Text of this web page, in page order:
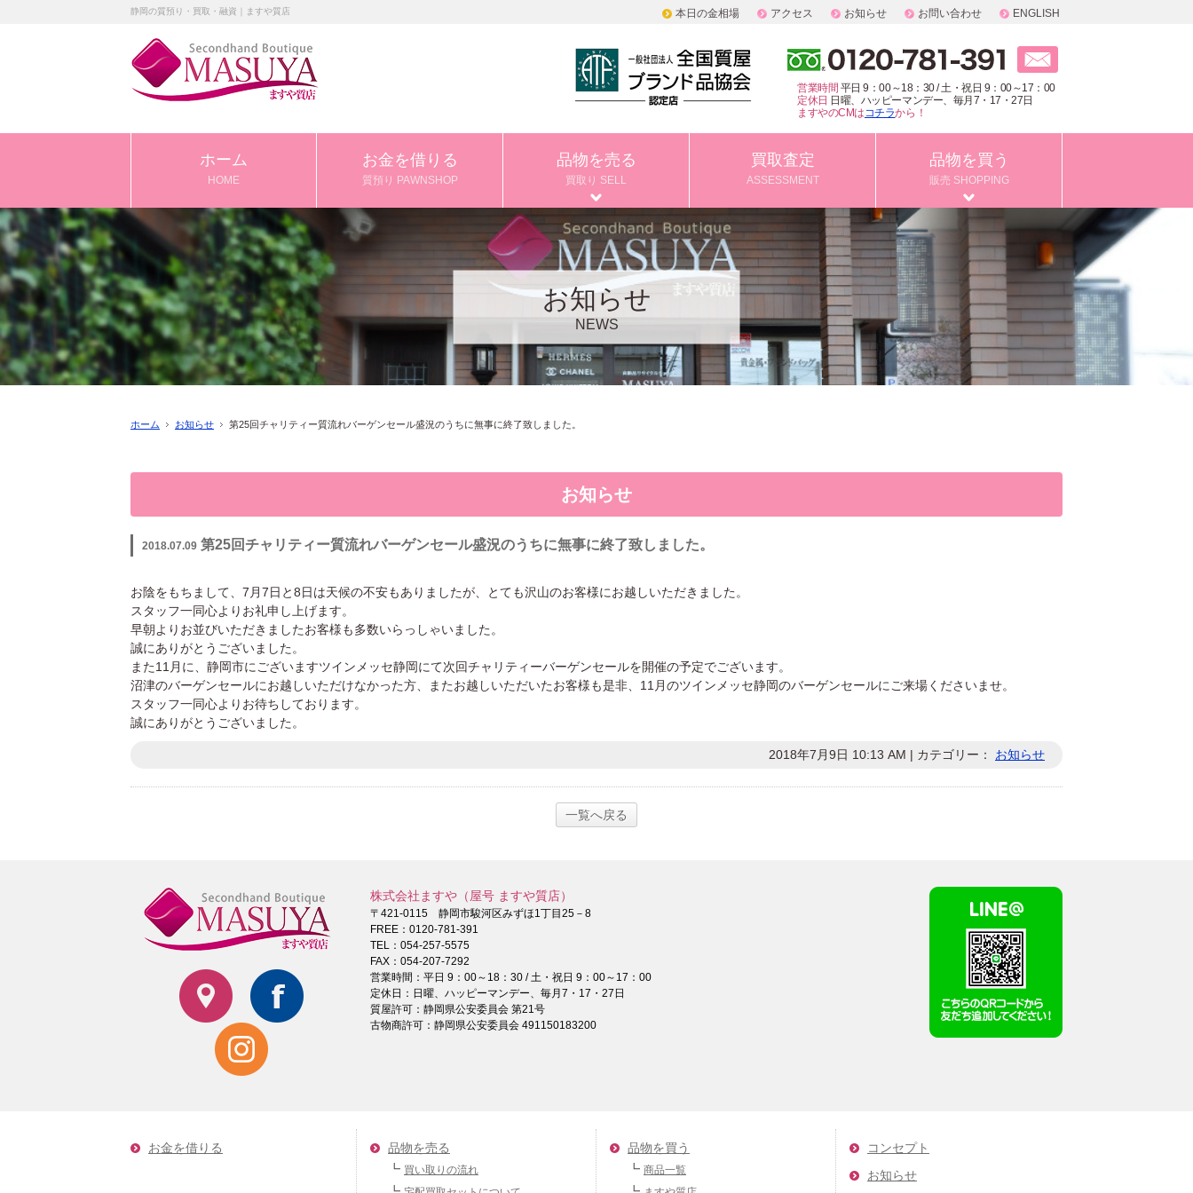
静岡の質預り・買取・融資｜ますや質店 本日の金相場 アクセス お知らせ お問い合わせ ENGLISH
営業時間 平日 9：00～18：30 / 土・祝日 9：00～17：00
定休日 日曜、ハッピーマンデー、毎月7・17・27日
ますやのCMはコチラから！
ホーム
HOME
お金を借りる
質預り PAWNSHOP
品物を売る
買取り SELL
買取査定
ASSESSMENT
品物を買う
販売 SHOPPING
お知らせ
NEWS
ホーム お知らせ 第25回チャリティー質流れバーゲンセール盛況のうちに無事に終了致しました。
お知らせ
2018.07.09 第25回チャリティー質流れバーゲンセール盛況のうちに無事に終了致しました。
お陰をもちまして、7月7日と8日は天候の不安もありましたが、とても沢山のお客様にお越しいただきました。
スタッフ一同心よりお礼申し上げます。
早朝よりお並びいただきましたお客様も多数いらっしゃいました。
誠にありがとうございました。
また11月に、静岡市にございますツインメッセ静岡にて次回チャリティーバーゲンセールを開催の予定でございます。
沼津のバーゲンセールにお越しいただけなかった方、またお越しいただいたお客様も是非、11月のツインメッセ静岡のバーゲンセールにご来場くださいませ。
スタッフ一同心よりお待ちしております。
誠にありがとうございました。
2018年7月9日 10:13 AM | カテゴリー： お知らせ
一覧へ戻る
株式会社ますや（屋号 ますや質店）
〒421-0115 静岡市駿河区みずほ1丁目25－8
FREE： 0120-781-391
TEL： 054-257-5575
FAX：054-207-7292
営業時間：平日 9：00～18：30 / 土・祝日 9：00～17：00
定休日：日曜、ハッピーマンデー、毎月7・17・27日
質屋許可：静岡県公安委員会 第21号
古物商許可：静岡県公安委員会 491150183200
お金を借りる 品物を売る
買い取りの流れ
品物を買う
商品一覧
コンセプト
お知らせ